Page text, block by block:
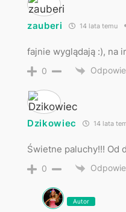
zauberi 14 lata temu
fajnie wyglądają :), na
0
Dzikowiec 14 lata
Świetne paluchy!!! Od
0
Autor